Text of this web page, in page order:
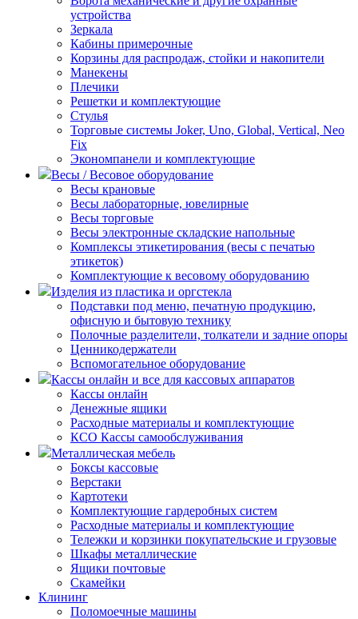
устройства
Зеркала
Кабины примерочные
Корзины для распродаж, стойки и накопители
Манекены
Плечики
Решетки и комплектующие
Стулья
Торговые системы Joker, Uno, Global, Vertical, Neo
Fix
Экономпанели и комплектующие
Весы / Весовое оборудование
Весы крановые
Весы лабораторные, ювелирные
Весы торговые
Весы электронные складские напольные
Комплексы этикетирования (весы с печатью
этикеток)
Комплектующие к весовому оборудованию
Изделия из пластика и оргстекла
Подставки под меню, печатную продукцию,
офисную и бытовую технику
Полочные разделители, толкатели и задние опоры
Ценникодержатели
Вспомогательное оборудование
Кассы онлайн и все для кассовых аппаратов
Кассы онлайн
Денежные ящики
Расходные материалы и комплектующие
КСО Кассы самообслуживания
Металлическая мебель
Боксы кассовые
Верстаки
Картотеки
Комплектующие гардеробных систем
Расходные материалы и комплектующие
Тележки и корзинки покупательские и грузовые
Шкафы металлические
Ящики почтовые
Скамейки
Клининг
Поломоечные машины